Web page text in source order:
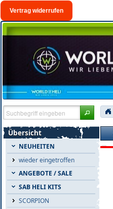
Vertrag widerrufen
Übersicht
NEUHEITEN
wieder eingetroffen
ANGEBOTE / SALE
SAB HELI KITS
SCORPION